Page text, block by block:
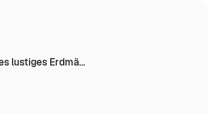
lustiges Erdmä…